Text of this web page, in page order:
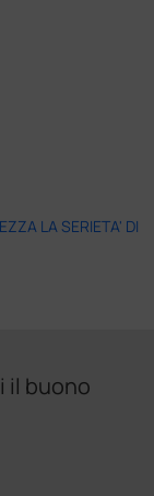
LA SERIETA' DI
il buono